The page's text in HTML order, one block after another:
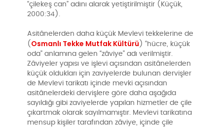
“çilekeş can” adını alarak yetiştirilmiştir (Küçük,
2000:34).
Asitânelerden daha küçük Mevlevi tekkelerine de
( Osmanlı Tekke Mutfak Kültürü ) “hücre, küçük
oda” anlamına gelen “zâviye” adı verilmiştir.
Zâviyeler yapısı ve işlevi açısından asitânelerden
küçük oldukları için zaviyelerde bulunan dervişler
de Mevlevi tarikatı içinde mevki açısından
asitânelerdeki dervişlere göre daha aşağıda
sayıldığı gibi zaviyelerde yapılan hizmetler de çile
çıkartmak olarak sayılmamıştır. Mevlevi tarikatına
mensup kişiler tarafından zâviye, içinde çile